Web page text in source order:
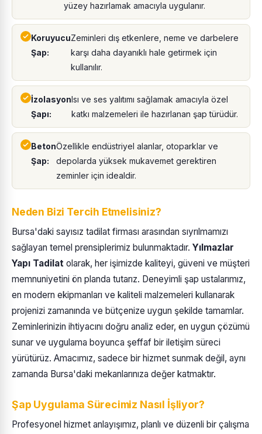
yüzey hazırlamak amacıyla uygulanır.
Koruyucu
Şap:
Zeminleri dış etkenlere, neme ve darbelere
karşı daha dayanıklı hale getirmek için
kullanılır.
İzolasyon
Şapı:
Isı ve ses yalıtımı sağlamak amacıyla özel
katkı malzemeleri ile hazırlanan şap türüdür.
Beton
Şap:
Özellikle endüstriyel alanlar, otoparklar ve
depolarda yüksek mukavemet gerektiren
zeminler için idealdir.
Neden Bizi Tercih Etmelisiniz?
Bursa'daki sayısız tadilat firması arasından sıyrılmamızı
sağlayan temel prensiplerimiz bulunmaktadır. Yılmazlar
Yapı Tadilat olarak, her işimizde kaliteyi, güveni ve müşteri
memnuniyetini ön planda tutarız. Deneyimli şap ustalarımız,
en modern ekipmanları ve kaliteli malzemeleri kullanarak
projenizi zamanında ve bütçenize uygun şekilde tamamlar.
Zeminlerinizin ihtiyacını doğru analiz eder, en uygun çözümü
sunar ve uygulama boyunca şeffaf bir iletişim süreci
yürütürüz. Amacımız, sadece bir hizmet sunmak değil, aynı
zamanda Bursa'daki mekanlarınıza değer katmaktır.
Şap Uygulama Sürecimiz Nasıl İşliyor?
Profesyonel hizmet anlayışımız, planlı ve düzenli bir çalışma